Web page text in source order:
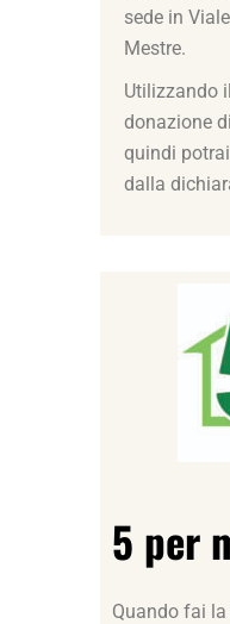
sede in
Mestre.
Utilizzando
donazione
quindi
dalla
5 per
Quando fai